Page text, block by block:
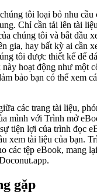
tôi loại bỏ nhu cầu
Chỉ cần tải lên tài
chúng tôi và bắt đầu
gia, hay bất kỳ ai cần
tôi được thiết kế để
hoạt động như một
bảo bạn có thể xem
các trang tài liệu,
mình với Trình mở
tiện lợi của trình đọc
xem tài liệu của bạn.
các tệp eBook, mang
gặp